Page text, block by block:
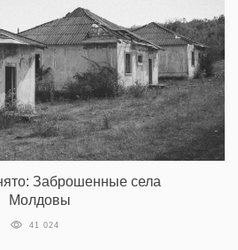
Заброшенные села
Молдовы
41 024